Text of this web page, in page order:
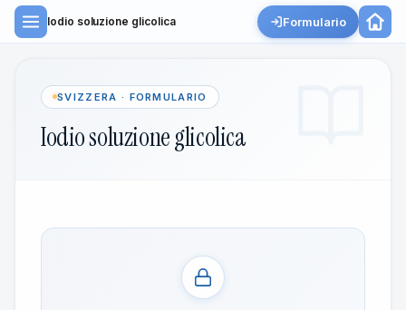
Iodio soluzione glicolica Formulario
SVIZZERA · FORMULARIO
Iodio soluzione glicolica